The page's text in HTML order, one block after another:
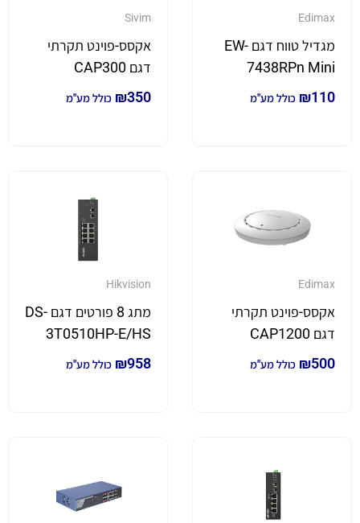
Edimax
מגדיל טווח דגם EW-
7438RPn Mini
₪110 כולל מע"מ
Sivim
אקסס-פוינט תקרתי
דגם CAP300
₪350 כולל מע"מ
Edimax
אקסס-פוינט תקרתי
דגם CAP1200
₪500 כולל מע"מ
Hikvision
מתג 8 פורטים דגם DS-
3T0510HP-E/HS
₪958 כולל מע"מ